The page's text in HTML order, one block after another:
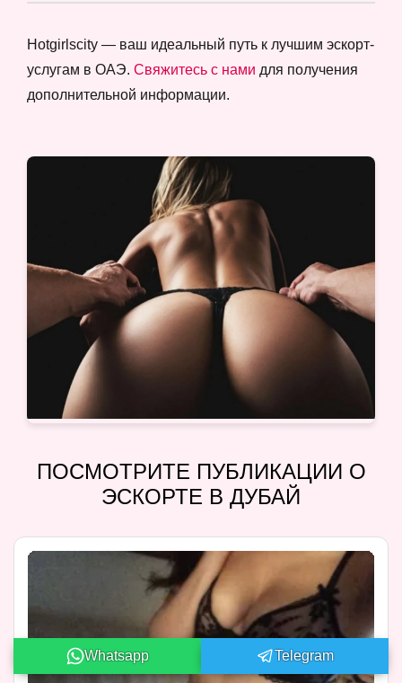
Hotgirlscity — ваш идеальный путь к лучшим эскорт-
услугам в ОАЭ. Свяжитесь с нами для получения
дополнительной информации.
ПОСМОТРИТЕ ПУБЛИКАЦИИ О
ЭСКОРТЕ В ДУБАЙ
Whatsapp Telegram